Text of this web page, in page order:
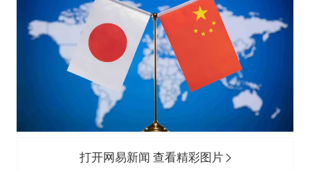
打开网易新闻 查看精彩图片